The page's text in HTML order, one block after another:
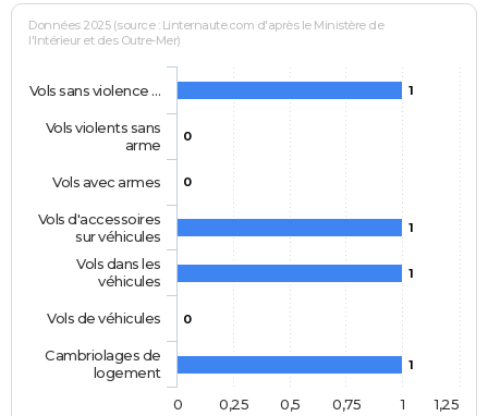
Données 2025 (source : Linternaute.com d'après le Ministère de
l'Intérieur et des Outre-Mer)
1
0
0
1
1
0
1
Vols sans violence …
Vols violents sans
arme
Vols avec armes
Vols d'accessoires
sur véhicules
Vols dans les
véhicules
Vols de véhicules
Cambriolages de
logement
0
1
0,25 0,5 0,75 1,25